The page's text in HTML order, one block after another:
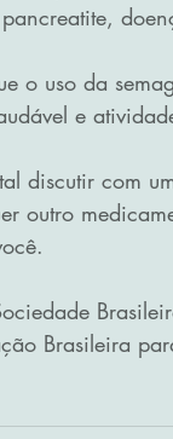
o uso da
e
discutir com
outro
Brasileira